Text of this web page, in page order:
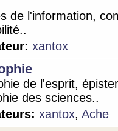
de l'information,
xantox
de l'esprit,
des sciences..
xantox, Ache